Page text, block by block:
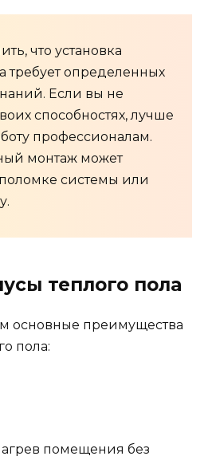
что установка
требует определенных
Если вы не
способностях, лучше
профессионалам.
монтаж может
системы или
теплого пола
основные преимущества
пола:
помещения без